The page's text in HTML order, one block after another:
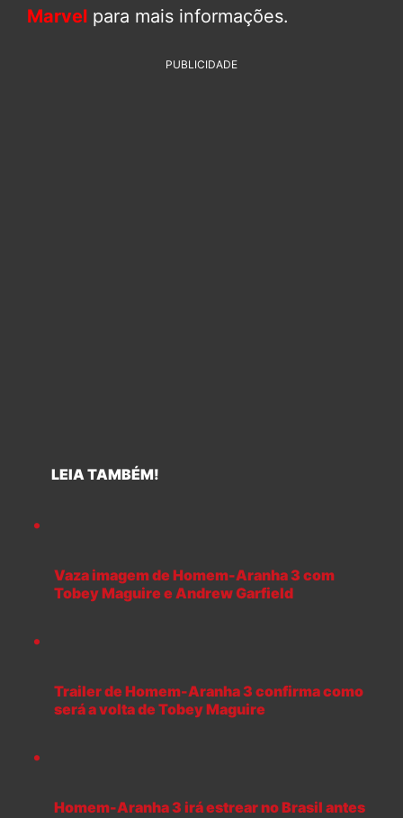
Marvel para mais informações.
PUBLICIDADE
LEIA TAMBÉM!
Vaza imagem de Homem-Aranha 3 com
Tobey Maguire e Andrew Garfield
Trailer de Homem-Aranha 3 confirma como
será a volta de Tobey Maguire
Homem-Aranha 3 irá estrear no Brasil antes